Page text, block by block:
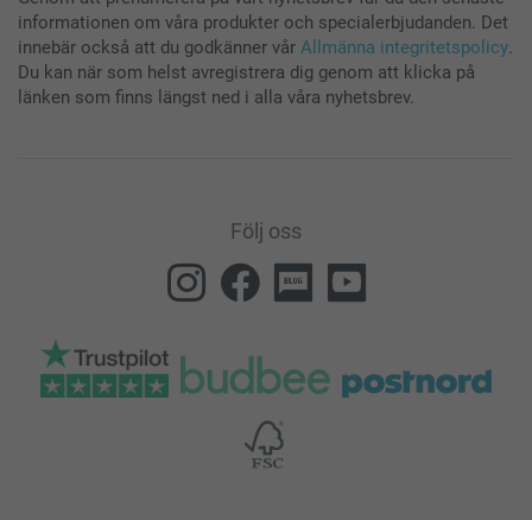
informationen om våra produkter och specialerbjudanden. Det
innebär också att du godkänner vår Allmänna integritetspolicy.
Du kan när som helst avregistrera dig genom att klicka på
länken som finns längst ned i alla våra nyhetsbrev.
Följ oss